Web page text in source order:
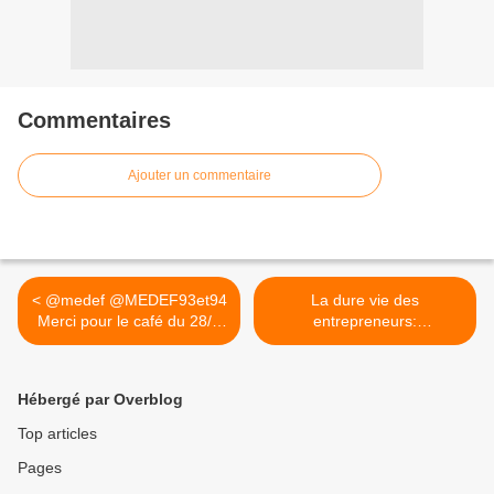
Commentaires
Ajouter un commentaire
< @medef @MEDEF93et94
Merci pour le café du 28/1
au...
La dure vie des
entrepreneurs:
@EmmanuelMacron ... >
Hébergé par Overblog
Top articles
Pages